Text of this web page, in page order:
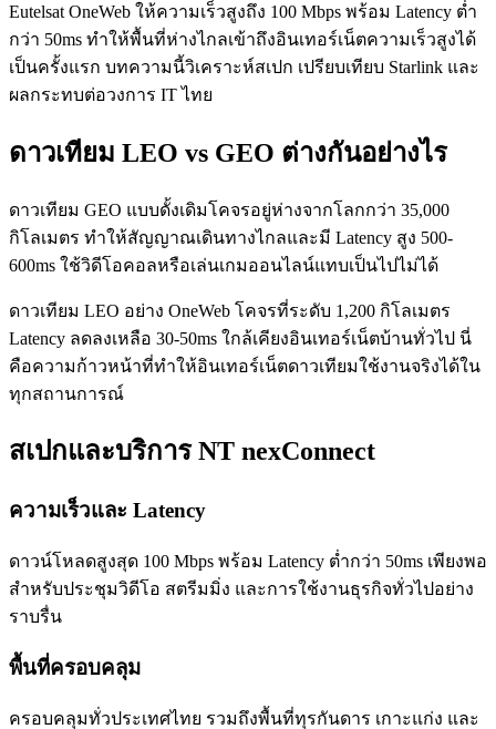
Eutelsat OneWeb ให้ความเร็วสูงถึง 100 Mbps พร้อม Latency ต่ำ
กว่า 50ms ทำให้พื้นที่ห่างไกลเข้าถึงอินเทอร์เน็ตความเร็วสูงได้
เป็นครั้งแรก บทความนี้วิเคราะห์สเปก เปรียบเทียบ Starlink และ
ผลกระทบต่อวงการ IT ไทย
ดาวเทียม LEO vs GEO ต่างกันอย่างไร
ดาวเทียม GEO แบบดั้งเดิมโคจรอยู่ห่างจากโลกกว่า 35,000
กิโลเมตร ทำให้สัญญาณเดินทางไกลและมี Latency สูง 500-
600ms ใช้วิดีโอคอลหรือเล่นเกมออนไลน์แทบเป็นไปไม่ได้
ดาวเทียม LEO อย่าง OneWeb โคจรที่ระดับ 1,200 กิโลเมตร
Latency ลดลงเหลือ 30-50ms ใกล้เคียงอินเทอร์เน็ตบ้านทั่วไป นี่
คือความก้าวหน้าที่ทำให้อินเทอร์เน็ตดาวเทียมใช้งานจริงได้ใน
ทุกสถานการณ์
สเปกและบริการ NT nexConnect
ความเร็วและ Latency
ดาวน์โหลดสูงสุด 100 Mbps พร้อม Latency ต่ำกว่า 50ms เพียงพอ
สำหรับประชุมวิดีโอ สตรีมมิ่ง และการใช้งานธุรกิจทั่วไปอย่าง
ราบรื่น
พื้นที่ครอบคลุม
ครอบคลุมทั่วประเทศไทย รวมถึงพื้นที่ทุรกันดาร เกาะแก่ง และ